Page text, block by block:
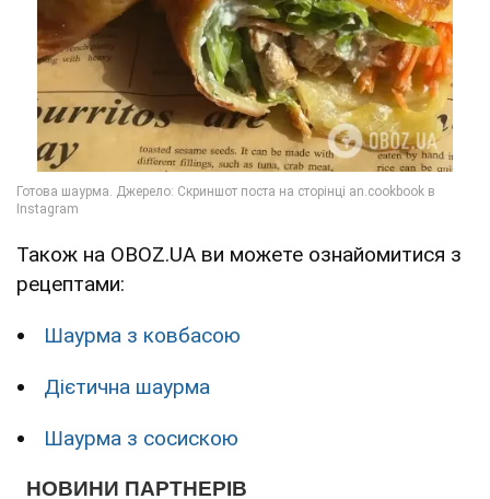
Також на OBOZ.UA ви можете ознайомитися з
рецептами:
Шаурма з ковбасою
Дієтична шаурма
Шаурма з сосискою